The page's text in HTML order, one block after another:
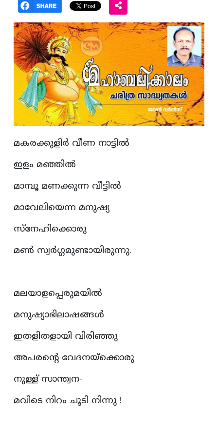
മകരക്കുളിർ വീണ നാട്ടിൽ
ഇളം മഞ്ഞിൽ
മാമ്പൂ മണക്കുന്ന വീട്ടിൽ
മാവേലിയെന്ന മനുഷ്യ
സ്നേഹിക്കൊരു
മൺ സ്വർഗ്ഗമുണ്ടായിരുന്നു.
മലയാളപ്പെരുമയിൽ
മനുഷ്യാഭിലാഷങ്ങൾ
ഇതളിതളായി വിരിഞ്ഞു
അപരന്റെ വേദനയ്‌ക്കൊരു
നുള്ള്‌ സാന്ത്വന-
മവിടെ നിറം ചൂടി നിന്നു !